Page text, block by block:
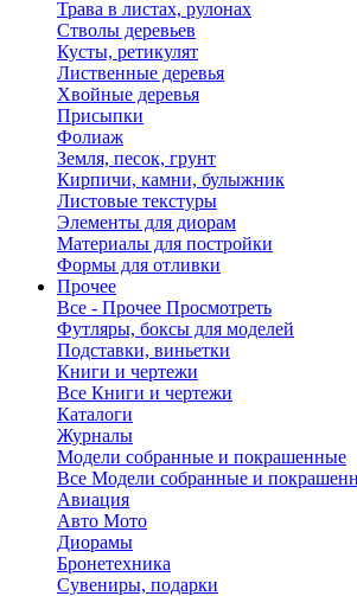
Трава в листах, рулонах
Стволы деревьев
Кусты, ретикулят
Лиственные деревья
Хвойные деревья
Присыпки
Фолиаж
Земля, песок, грунт
Кирпичи, камни, булыжник
Листовые текстуры
Элементы для диорам
Материалы для постройки
Формы для отливки
Прочее
Все - Прочее Просмотреть
Футляры, боксы для моделей
Подставки, виньетки
Книги и чертежи
Все Книги и чертежи
Каталоги
Журналы
Модели собранные и покрашенные
Все Модели собранные и
Авиация
Авто Мото
Диорамы
Бронетехника
Сувениры, подарки